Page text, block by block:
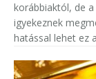
korábbiaktól, de
igyekeznek
hatással lehet ez